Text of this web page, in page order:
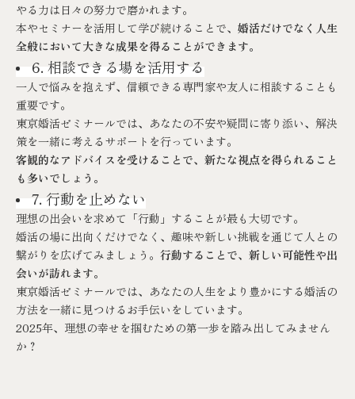
やる力は日々の努力で磨かれます。
本やセミナーを活用して学び続けることで、 婚活だけでなく人生
全般において大きな成果を得ることができます。
6. 相談できる場を活用する
一人で悩みを抱えず、信頼できる専門家や友人に相談することも
重要です。
東京婚活ゼミナールでは、あなたの不安や疑問に寄り添い、解決
策を一緒に考えるサポートを行っています。
客観的なアドバイスを受けることで、新たな視点を得られること
も多いでしょう。
7. 行動を止めない
理想の出会いを求めて「行動」することが最も大切です。
婚活の場に出向くだけでなく、趣味や新しい挑戦を通じて人との
繋がりを広げてみましょう。 行動することで、新しい可能性や出
会いが訪れます。
東京婚活ゼミナールでは、あなたの人生をより豊かにする婚活の
方法を一緒に見つけるお手伝いをしています。
2025年、理想の幸せを掴むための第一歩を踏み出してみません
か？